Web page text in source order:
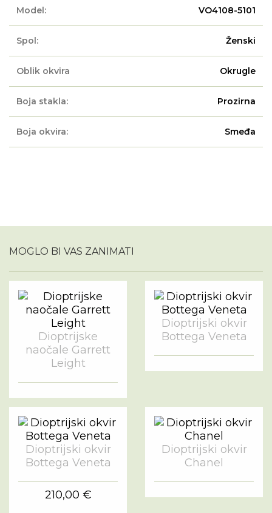
Model: VO4108-5101
Spol: Ženski
Oblik okvira Okrugle
Boja stakla: Prozirna
Boja okvira: Smeđa
MOGLO BI VAS ZANIMATI
Dioptrijske
naočale Garrett
Leight
Dioptrijski okvir
Bottega Veneta
Dioptrijski okvir
Bottega Veneta
210,00 €
Dioptrijski okvir
Chanel